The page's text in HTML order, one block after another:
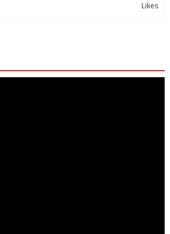
Likes